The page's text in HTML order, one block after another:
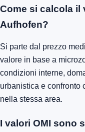
Come si calcola il
Aufhofen?
Si parte dal prezzo
valore in base a
condizioni interne,
urbanistica e confronto
nella stessa area.
I valori OMI sono